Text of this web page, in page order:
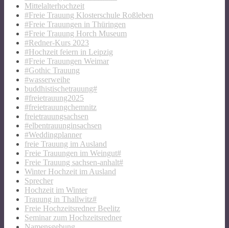
Mittelalterhochzeit
#Freie Trauung Klosterschule Roßleben
#Freie Trauungen in Thüringen
#Freie Trauung Horch Museum
#Redner-Kurs 2023
#Hochzeit feiern in Leipzig
#Freie Trauungen Weimar
#Gothic Trauung
#wasserweihe
buddhistischetrauung#
#freietrauung2025
#freietrauungchemnitz
freietrauungsachsen
#elbentrauunginsachsen
#Weddingplanner
freie Trauung im Ausland
Freie Trauungen im Weingut#
Freie Trauung sachsen-anhalt#
Winter Hochzeit im Ausland
Sprecher
Hochzeit im Winter
Trauung in Thallwitz#
Freie Hochzeitsredner Beelitz
Seminar zum Hochzeitsredner